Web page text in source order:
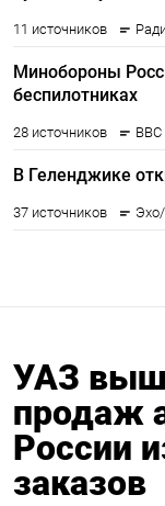
УАЗ
продаж
России
заказов